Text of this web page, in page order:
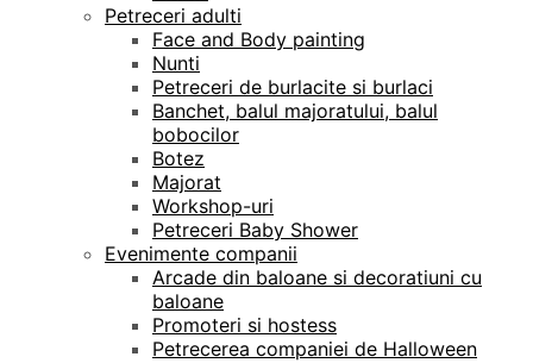
Petreceri adulti
Face and Body painting
Nunti
Petreceri de burlacite si burlaci
Banchet, balul majoratului, balul
bobocilor
Botez
Majorat
Workshop-uri
Petreceri Baby Shower
Evenimente companii
Arcade din baloane si decoratiuni cu
baloane
Promoteri si hostess
Petrecerea companiei de Halloween